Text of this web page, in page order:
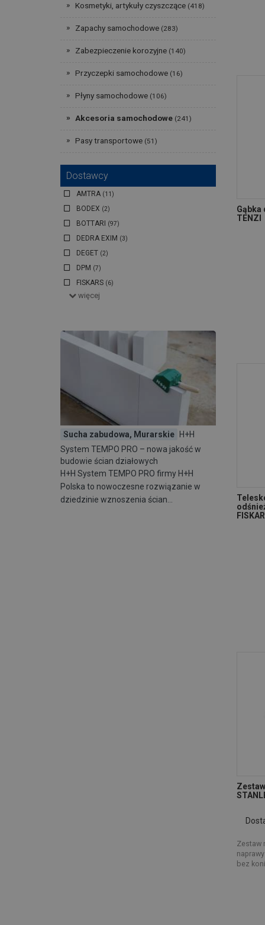
Kosmetyki, artykuły czyszczące (418)
Zapachy samochodowe (283)
Zabezpieczenie korozyjne (140)
Przyczepki samochodowe (16)
Płyny samochodowe (106)
Akcesoria samochodowe (241)
Pasy transportowe (51)
Dostawcy
AMTRA (11)
BODEX (2)
BOTTARI (97)
DEDRA EXIM (3)
DEGET (2)
DPM (7)
FISKARS (6)
GTX POLAND
PROFAST
PROSPERPLAST
STALCO
STANLEY BLACK & DECKER
TENZI (1)
więcej
Sucha zabudowa, Murarskie
H+H
System TEMPO PRO – nowa jakość w
budowie ścian działowych
H+H System TEMPO PRO firmy H+H
Polska to nowoczesne rozwiązanie w
dziedzinie wznoszenia ścian…
TENZI
Zestaw
bez